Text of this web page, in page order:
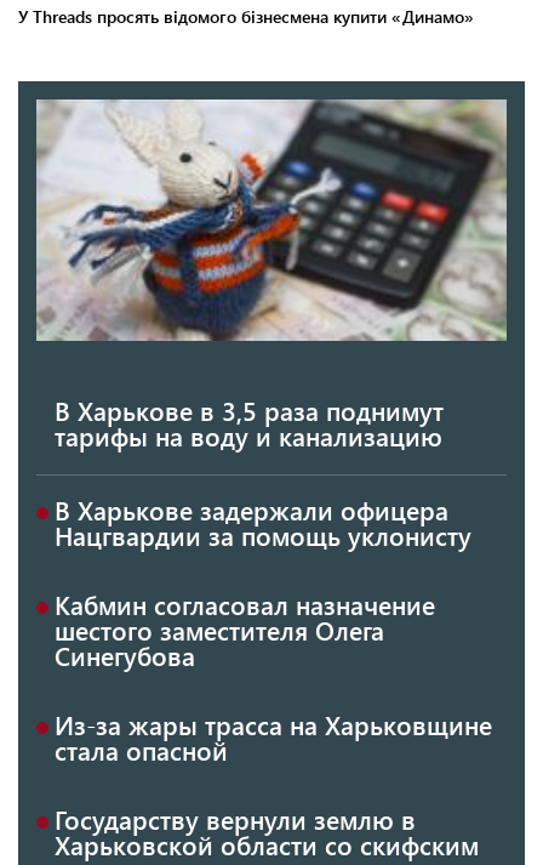
В Харькове в 3,5 раза поднимут
тарифы на воду и канализацию
В Харькове задержали офицера
Нацгвардии за помощь уклонисту
Кабмин согласовал назначение
шестого заместителя Олега
Синегубова
Из-за жары трасса на Харьковщине
стала опасной
Государству вернули землю в
Харьковской области со скифским